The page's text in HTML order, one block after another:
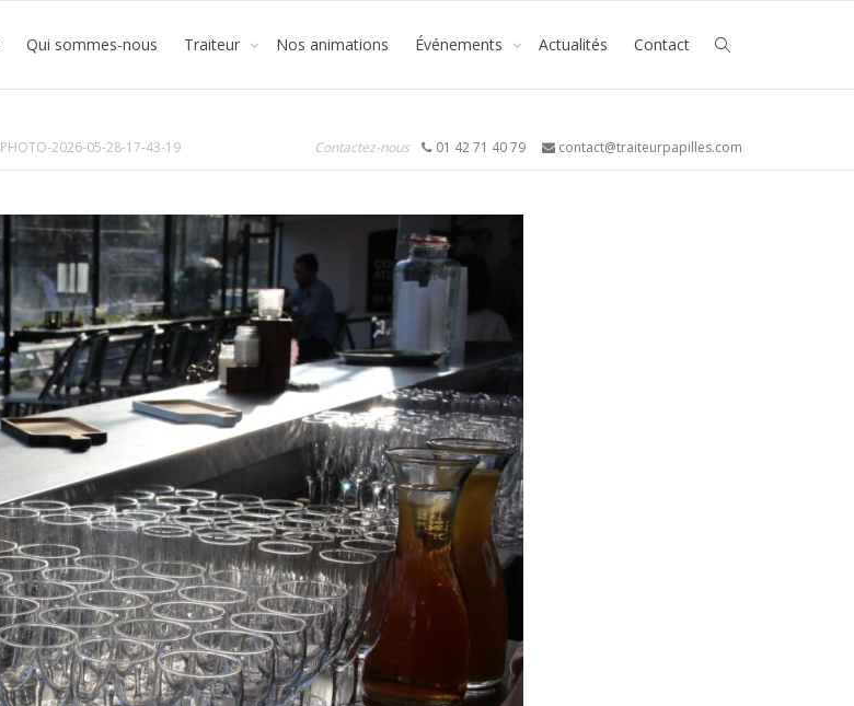
Qui sommes-nous Traiteur Nos animations Événements Actualités Contact
PHOTO-2026-05-28-17-43-19 Contactez-nous 01 42 71 40 79 contact@traiteurpapilles.com